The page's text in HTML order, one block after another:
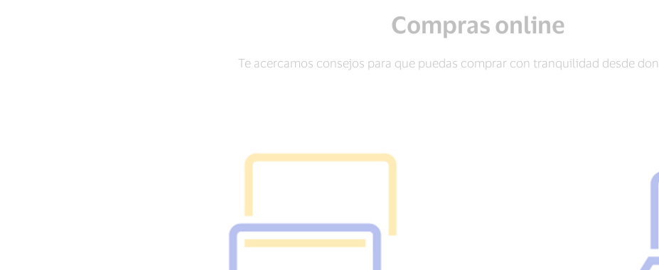
Compras online
Te acercamos consejos para que puedas comprar con tranquilidad desde